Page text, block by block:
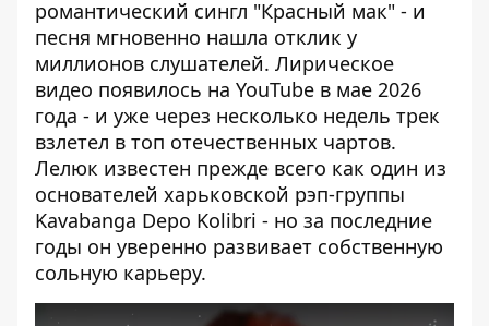
романтический сингл "Красный мак" - и
песня мгновенно нашла отклик у
миллионов слушателей. Лирическое
видео появилось на YouTube в мае 2026
года - и уже через несколько недель трек
взлетел в топ отечественных чартов.
Лелюк известен прежде всего как один из
основателей харьковской рэп-группы
Kavabanga Depo Kolibri - но за последние
годы он уверенно развивает собственную
сольную карьеру.